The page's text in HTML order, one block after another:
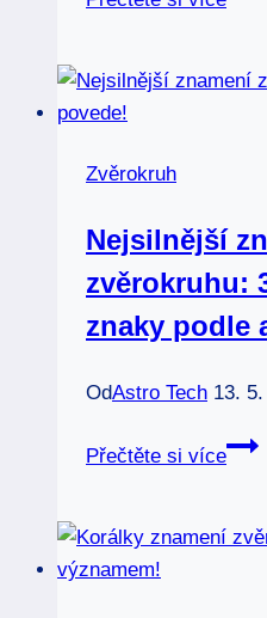
Zvěrokruh
Nejsilnější
zvěrokruhu:
znaky podle
OdAstro Tech 13.
Přečtěte si více
3